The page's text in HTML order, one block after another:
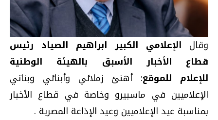
وقال الإعلامي الكبير ابراهيم الصياد رئيس
قطاع الأخبار الأسبق بالهيئة الوطنية
للإعلام للموقع: أهنئ زملائي وأبنائي وبناتي
الإعلاميين في ماسبيرو وخاصة في قطاع الأخبار
بمناسبة عيد الإعلاميين وعيد الإذاعة المصرية .